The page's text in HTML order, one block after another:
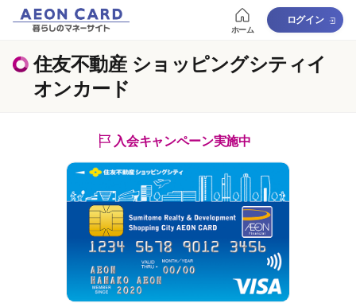
ホーム
ログイン
住友不動産 ショッピングシティイ
オンカード
入会キャンペーン実施中